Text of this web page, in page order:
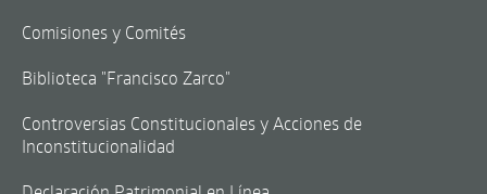
Comisiones y Comités
Biblioteca "Francisco Zarco"
Controversias Constitucionales y Acciones de
Inconstitucionalidad